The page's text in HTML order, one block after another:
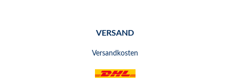
VERSAND
Versandkosten